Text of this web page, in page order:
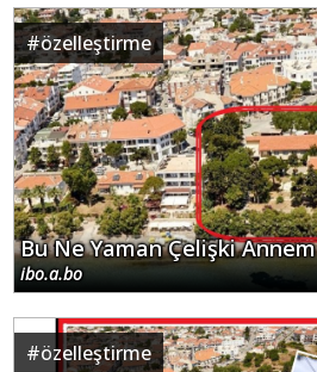
#özelleştirme
Bu Ne Yaman Çelişki Annem
ibo.a.bo
#özelleştirme